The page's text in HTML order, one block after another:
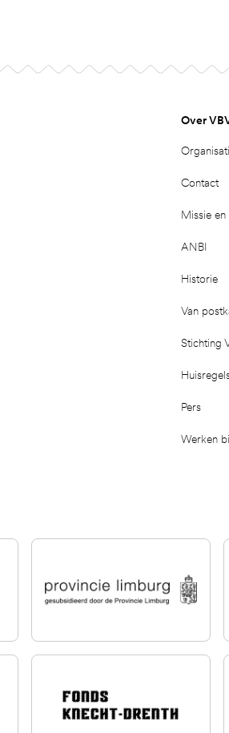
Over
Contact
Missie en
ANBI
Historie
Van
Stichting
Pers
Werken